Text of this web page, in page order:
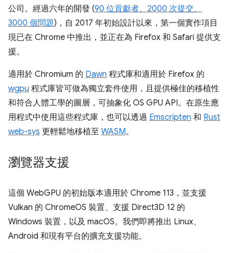
公司。經過六年的開發 (90 位貢獻者、2000 次提交、
3000 個問題)，自 2017 年初始設計以來，第一個實作項目
現已在 Chrome 中推出，並正在為 Firefox 和 Safari 提供支
援。
適用於 Chromium 的 Dawn 程式庫和適用於 Firefox 的
wgpu 程式庫皆可做為獨立套件使用，且提供極佳的移植性
和符合人體工學的圖層，可抽象化 OS GPU API。在原生應
用程式中使用這些程式庫，也可以透過 Emscripten 和 Rust
web-sys 更輕鬆地移植至 WASM。
瀏覽器支援
這個 WebGPU 的初始版本適用於 Chrome 113，並支援
Vulkan 的 ChromeOS 裝置、支援 Direct3D 12 的
Windows 裝置，以及 macOS。我們即將推出 Linux、
Android 和現有平台的擴充支援功能。